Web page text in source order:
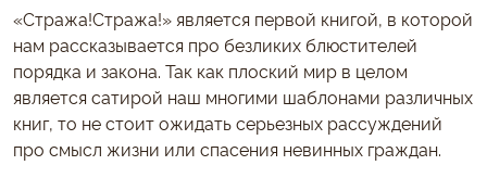
«Стража!Стража!» является первой книгой, в которой
нам рассказывается про безликих блюстителей
порядка и закона. Так как плоский мир в целом
является сатирой наш многими шаблонами различных
книг, то не стоит ожидать серьезных рассуждений
про смысл жизни или спасения невинных граждан.